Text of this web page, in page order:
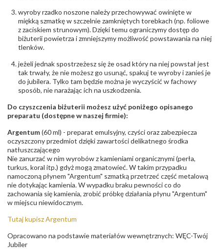
wyroby rzadko noszone należy przechowywać owinięte w
miękką szmatkę w szczelnie zamkniętych torebkach (np. foliowe
z zaciskiem strunowym). Dzięki temu ograniczymy dostęp do
biżuterii powietrza i zmniejszymy możliwość powstawania na niej
tlenków.
jeżeli jednak spostrzeżesz się że osad który na niej powstał jest
tak trwały, że nie możesz go usunąć, spakuj te wyroby i zanieś je
do jubilera. Tylko tam będzie można je wyczyścić w fachowy
sposób, nie narażając ich na uszkodzenia.
Do czyszczenia biżuterii możesz użyć poniżego opisanego
preparatu (dostępne w naszej firmie):
Argentum(60 ml) - preparat emulsyjny, czyści oraz zabezpiecza
oczyszczony przedmiot dzięki zawartości delikatnego środka
natłuszczającego
Nie zanurzać w nim wyrobów z kamieniami organicznymi (perła,
turkus, koral itp.) gdyż mogą zmatowieć. W takim przypadku
namoczoną płynem "Argentum" szmatką przetrzeć część metalową
nie dotykając kamienia. W wypadku braku pewności co do
zachowania się kamienia, zrobić próbkę działania płynu "Argentum"
w miejscu niewidocznym.
Tutaj kupisz Argentum
Opracowano na podstawie materiałów wewnętrznych: WĘC-Twój
Jubiler